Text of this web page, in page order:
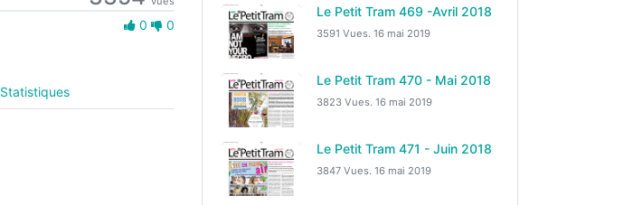
0 0
Statistiques
Le Petit Tram 469 -Avril 2018
3591 Vues. 16 mai 2019
Le Petit Tram 470 - Mai 2018
3823 Vues. 16 mai 2019
Le Petit Tram 471 - Juin 2018
3847 Vues. 16 mai 2019